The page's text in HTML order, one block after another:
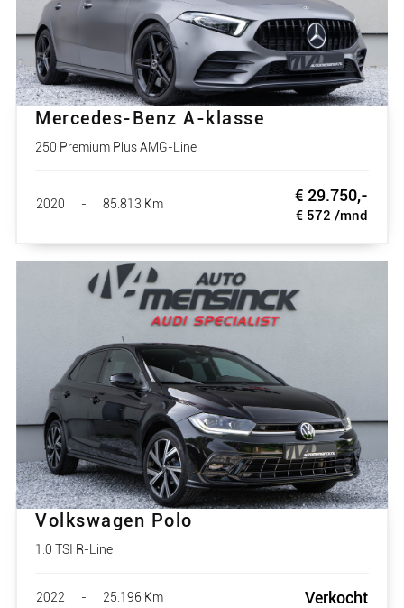
Mercedes-Benz A-klasse
250 Premium Plus AMG-Line
2020 - 85.813 Km € 29.750,-
€ 572 /mnd
Volkswagen Polo
1.0 TSI R-Line
2022 - 25.196 Km Verkocht